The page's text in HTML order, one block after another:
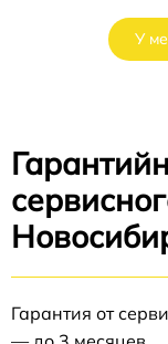
У
Гарантия от